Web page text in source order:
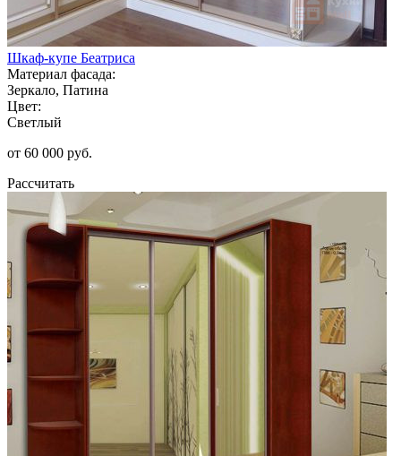
Шкаф-купе Беатриса
Материал фасада:
Зеркало, Патина
Цвет:
Светлый
от 60 000 руб.
Рассчитать